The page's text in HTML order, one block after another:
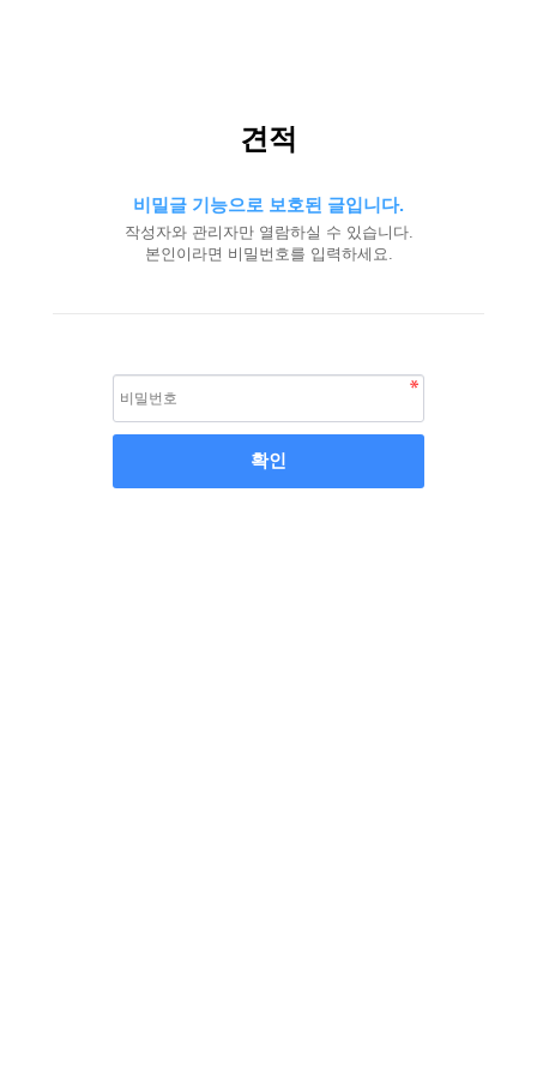
견적
비밀글 기능으로 보호된 글입니다.
작성자와 관리자만 열람하실 수 있습니다.
본인이라면 비밀번호를 입력하세요.